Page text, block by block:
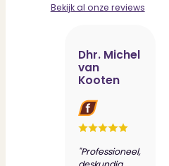
Bekijk al onze reviews
Dhr. Michel
van
Kooten
"Professioneel,